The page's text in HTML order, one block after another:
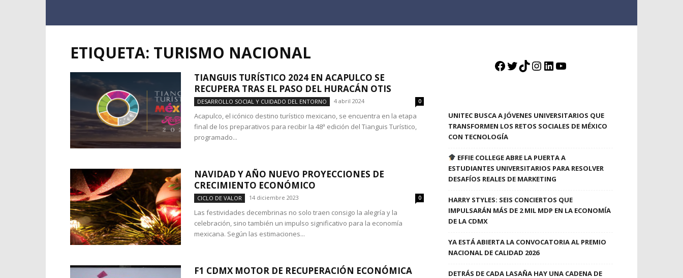
ETIQUETA: TURISMO NACIONAL
TIANGUIS TURÍSTICO 2024 EN ACAPULCO SE
RECUPERA TRAS EL PASO DEL HURACÁN OTIS
DESARROLLO SOCIAL Y CUIDADO DEL ENTORNO 4 abril 2024 0
Acapulco, el icónico destino turístico mexicano, se encuentra en la etapa
final de los preparativos para recibir la 48ª edición del Tianguis Turístico,
programado...
NAVIDAD Y AÑO NUEVO PROYECCIONES DE
CRECIMIENTO ECONÓMICO
CICLO DE VALOR 14 diciembre 2023 0
Las festividades decembrinas no solo traen consigo la alegría y la
celebración, sino también un impulso significativo para la economía
mexicana. Según las estimaciones...
F1 CDMX MOTOR DE RECUPERACIÓN ECONÓMICA
Facebook
Twitter
TikTok
Instagram
LinkedIn
YouTube
UNITEC BUSCA A JÓVENES UNIVERSITARIOS QUE
TRANSFORMEN LOS RETOS SOCIALES DE MÉXICO
CON TECNOLOGÍA
EFFIE COLLEGE ABRE LA PUERTA A
ESTUDIANTES UNIVERSITARIOS PARA RESOLVER
DESAFÍOS REALES DE MARKETING
HARRY STYLES: SEIS CONCIERTOS QUE
IMPULSARÁN MÁS DE 2 MIL MDP EN LA ECONOMÍA
DE LA CDMX
YA ESTÁ ABIERTA LA CONVOCATORIA AL PREMIO
NACIONAL DE CALIDAD 2026
DETRÁS DE CADA LASAÑA HAY UNA CADENA DE